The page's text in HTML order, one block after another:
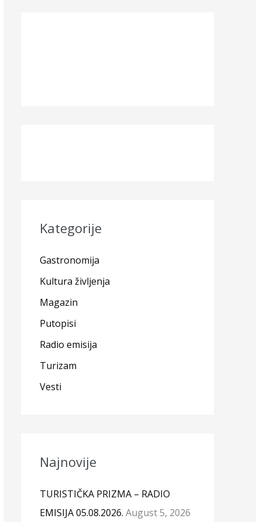
Kategorije
Gastronomija
Kultura življenja
Magazin
Putopisi
Radio emisija
Turizam
Vesti
Najnovije
TURISTIČKA PRIZMA – RADIO
EMISIJA 05.08.2026. August 5, 2026